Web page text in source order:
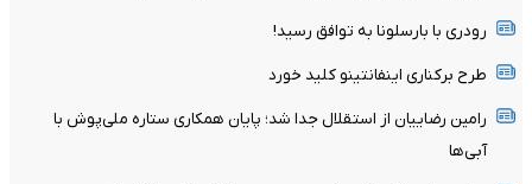
رودری با بارسلونا به توافق رسید!
طرح برکناری اینفانتینو کلید خورد
رامین رضاییان از استقلال جدا شد؛ پایان همکاری ستاره ملی‌پوش با
آبی‌ها